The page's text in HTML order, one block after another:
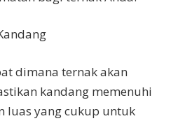
dimana ternak akan
kandang memenuhi
luas yang cukup untuk